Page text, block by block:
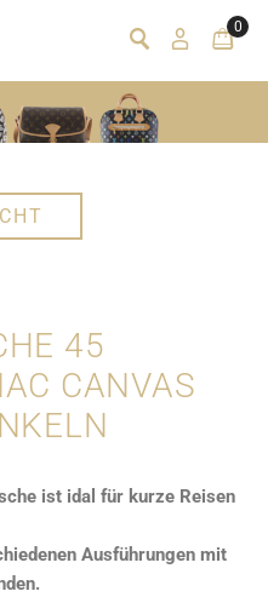
0
45
CANVAS
ist idal für kurze Reisen
Ausführungen mit